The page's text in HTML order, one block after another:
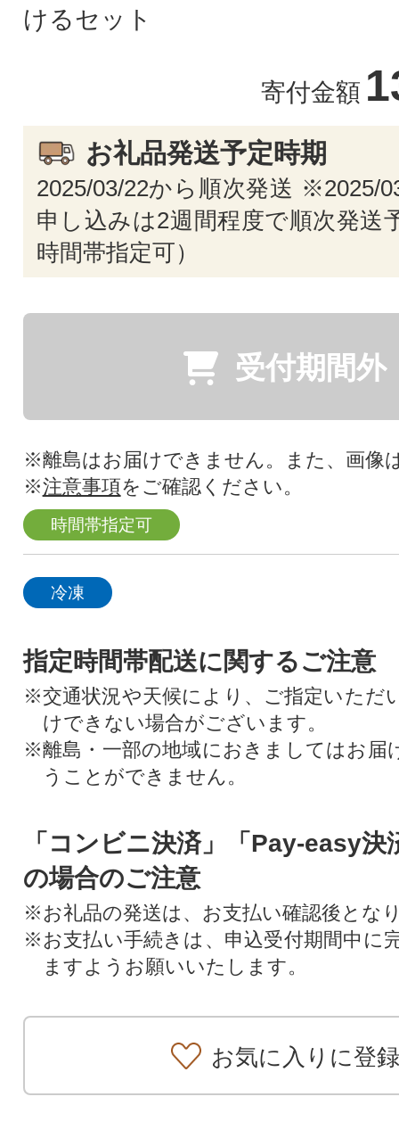
けるセット
寄付金額
お礼品発送予定時期
2025/03/22から順次発送 ※2025/
申し込みは2週間程度で順次発送
時間帯指定可）
受付期間外
※離島はお届けできません。また、画像
※注意事項をご確認ください。
時間帯指定可
冷凍
指定時間帯配送に関するご注意
※交通状況や天候により、ご指定いただ
けできない場合がございます。
※離島・一部の地域におきましてはお届
うことができません。
「コンビニ決済」「Pay-easy決
の場合のご注意
※お礼品の発送は、お支払い確認後とな
※お支払い手続きは、申込受付期間中に
ますようお願いいたします。
お気に入りに登録